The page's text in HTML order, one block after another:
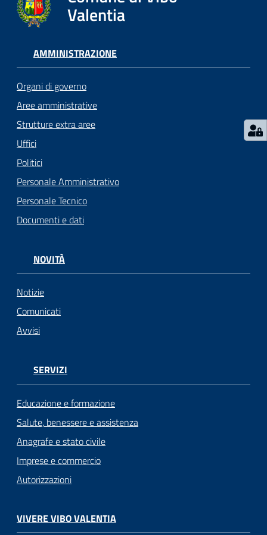
argomenti...
Seguici
su
Valentia
AMMINISTRAZIONE
Organi di governo
Aree amministrative
Strutture extra aree
Uffici
Politici
Personale Amministrativo
Personale Tecnico
Documenti e dati
NOVITÀ
Notizie
Comunicati
Avvisi
SERVIZI
Educazione e formazione
Salute, benessere e assistenza
Anagrafe e stato civile
Imprese e commercio
Autorizzazioni
VIVERE VIBO VALENTIA